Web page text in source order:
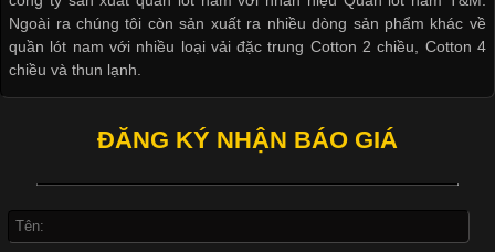
Công Nghệ In Chuyển Nhiệt Trong Ngành Thời Trang Hiện
Cập nhật 2026-04-21 15:41:03
In Chuyển Nhiệt Là Gì? Công Nghệ In Hiện Đại Trong Ngành
là một trong những công nghệ phổ biến nhờ khả năng tạo ra
Ngoài ra chúng tôi còn sản xuất ra nhiều dòng sản phẩm khác về
quần lót nam với nhiều loại vải đặc trung Cotton 2 chiều, Cotton 4
chiều và thun lạnh.
ĐĂNG KÝ NHẬN BÁO GIÁ